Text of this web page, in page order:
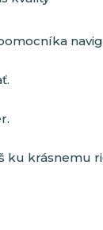
ku krásnemu